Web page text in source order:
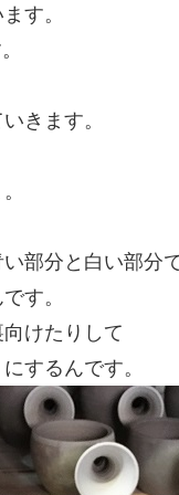
す。
きます。
部分と白い部分
す。
けたりして
するんです。